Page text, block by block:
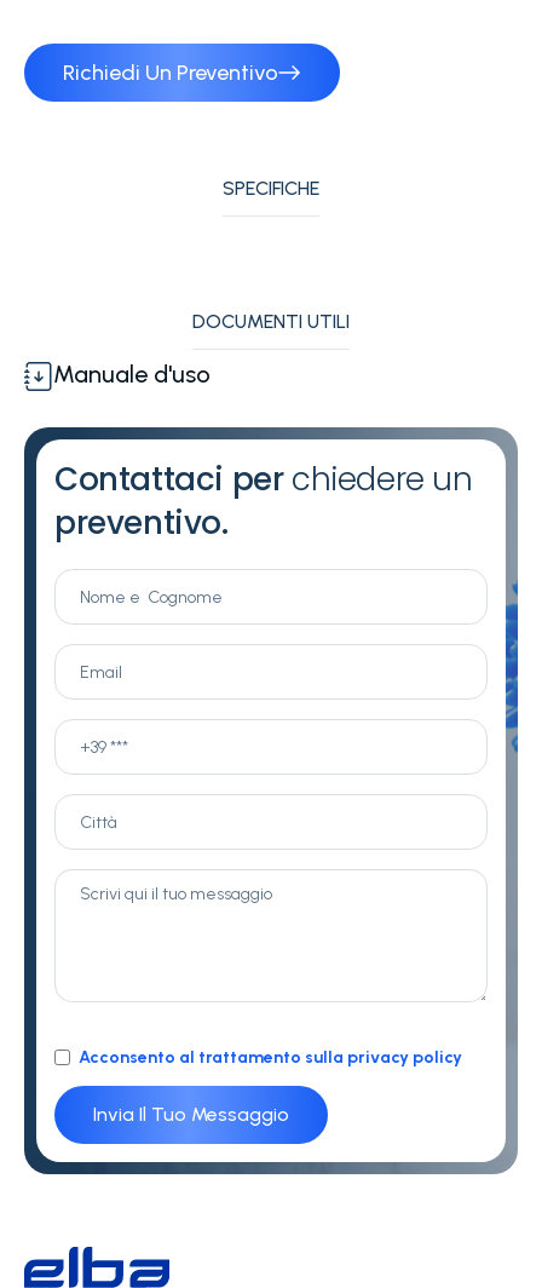
Richiedi Un Preventivo
SPECIFICHE
DOCUMENTI UTILI
Manuale d'uso
Contattaci perchiedere un
preventivo.
Acconsento al trattamento sulla privacy policy